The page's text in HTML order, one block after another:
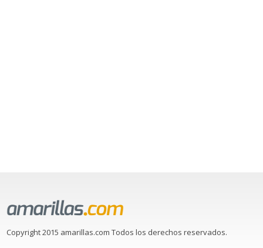
Copyright 2015 amarillas.com Todos los derechos reservados.